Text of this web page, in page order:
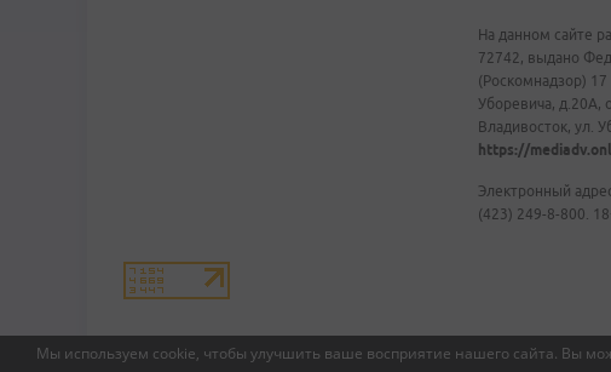
Мы используем cookie, чтобы улучшить ваше восприятие нашего сайта. Вы
На данном сайте
72742, выдано
(Роскомнадзор)
Уборевича, д.20А,
Владивосток, ул.
https://
Электронный
(423) 249-8-800.